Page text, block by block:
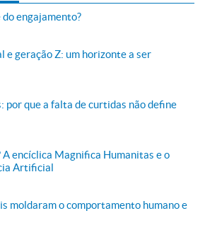
engajamento?
e geração Z: um horizonte a ser
por que a falta de curtidas não define
A encíclica Magnifica Humanitas e o
Artificial
moldaram o comportamento humano e